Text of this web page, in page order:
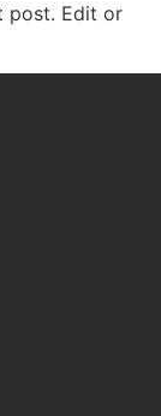
post. Edit or